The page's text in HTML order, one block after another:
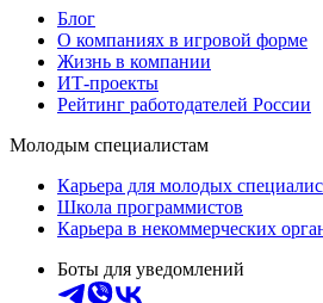
Блог
О компаниях в игровой форме
Жизнь в компании
ИТ-проекты
Рейтинг работодателей России
Молодым специалистам
Карьера для молодых
Школа программистов
Карьера в некоммерческих
Боты для уведомлений